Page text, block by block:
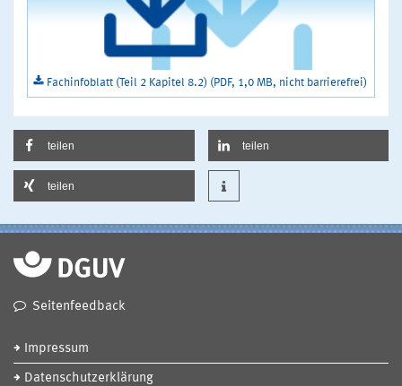
Fachinfoblatt (Teil 2 Kapitel 8.2) (PDF, 1,0 MB, nicht barrierefrei)
teilen teilen
teilen
Seitenfeedback
Impressum
Datenschutzerklärung